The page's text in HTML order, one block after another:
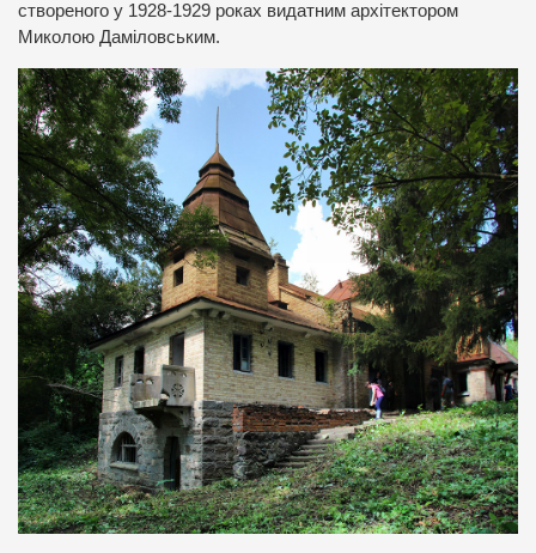
створеного у 1928-1929 роках видатним архітектором
Миколою Даміловським.